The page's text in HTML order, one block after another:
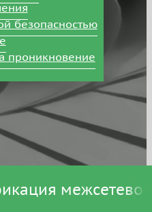
безопасностью
проникновение